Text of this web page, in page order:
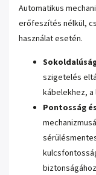
Automatikus
erőfeszítés nélkül,
használat esetén.
szigetelés
kábelekhez,
Pontosság